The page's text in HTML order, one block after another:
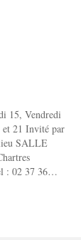
15, Vendredi
et 21 Invité par
SALLE
: 02 37 36…